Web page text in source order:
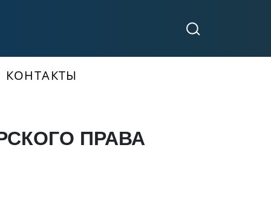
КОНТАКТЫ
ПРАВА